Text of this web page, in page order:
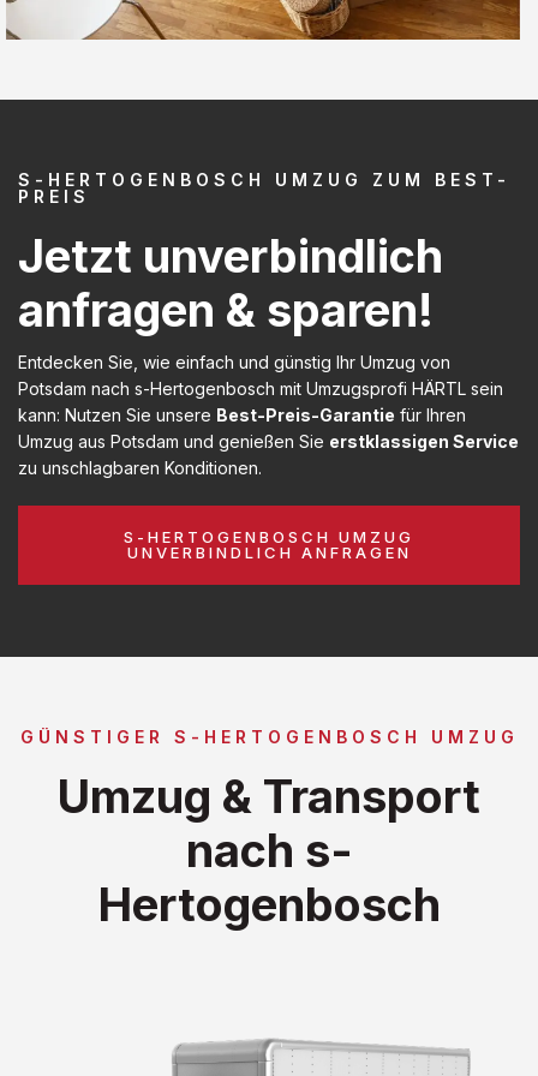
S-HERTOGENBOSCH UMZUG ZUM BEST-
PREIS
Jetzt unverbindlich
anfragen & sparen!
Entdecken Sie, wie einfach und günstig Ihr Umzug von
Potsdam nach s-Hertogenbosch mit Umzugsprofi HÄRTL sein
kann: Nutzen Sie unsere Best-Preis-Garantie für Ihren
Umzug aus Potsdam und genießen Sie erstklassigen Service
zu unschlagbaren Konditionen.
S-HERTOGENBOSCH UMZUG
UNVERBINDLICH ANFRAGEN
GÜNSTIGER S-HERTOGENBOSCH UMZUG
Umzug & Transport
nach s-
Hertogenbosch